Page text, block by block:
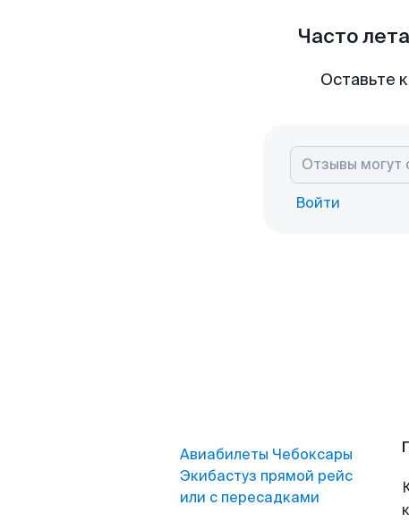
Часто
Оставьте
Войти
Авиабилеты Чебоксары
Экибастуз прямой рейс
или с пересадками